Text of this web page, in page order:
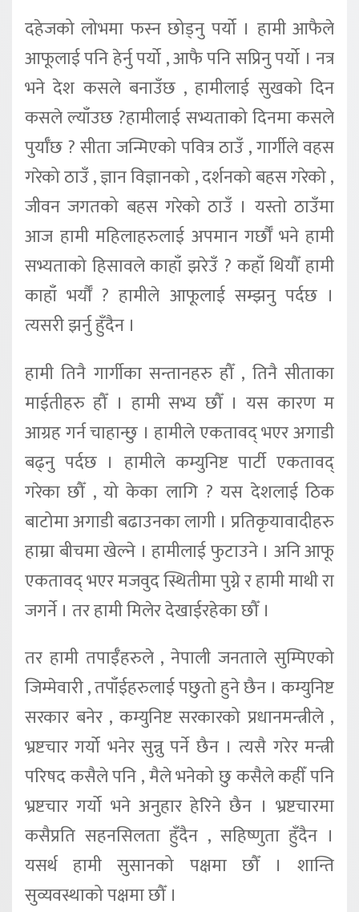
दहेजको लोभमा फस्न छोड्नु पर्यो । हामी आफैले
आफूलाई पनि हेर्नु पर्यो , आफै पनि सप्रिनु पर्यो । नत्र
भने देश कसले बनाउँछ , हामीलाई सुखको दिन
कसले ल्याँउछ ?हामीलाई सभ्यताको दिनमा कसले
पुर्याँछ ? सीता जन्मिएको पवित्र ठाउँ , गार्गीले वहस
गरेको ठाउँ , ज्ञान विज्ञानको , दर्शनको बहस गरेको ,
जीवन जगतको बहस गरेको ठाउँ । यस्तो ठाउँमा
आज हामी महिलाहरुलाई अपमान गर्छौँ भने हामी
सभ्यताको हिसावले काहाँ झरेउँ ? कहाँ थियौँ हामी
काहाँ भर्यौँ ? हामीले आफूलाई सम्झनु पर्दछ ।
त्यसरी झर्नु हुँदैन ।
हामी तिनै गार्गीका सन्तानहरु हौँ , तिनै सीताका
माईतीहरु हौँ । हामी सभ्य छौँ । यस कारण म
आग्रह गर्न चाहान्छु । हामीले एकतावद् भएर अगाडी
बढ्नु पर्दछ । हामीले कम्युनिष्ट पार्टी एकतावद्
गरेका छौँ , यो केका लागि ? यस देशलाई ठिक
बाटोमा अगाडी बढाउनका लागी । प्रतिकृयावादीहरु
हाम्रा बीचमा खेल्ने । हामीलाई फुटाउने । अनि आफू
एकतावद् भएर मजवुद स्थितीमा पुग्ने र हामी माथी रा
जगर्ने । तर हामी मिलेर देखाईरहेका छौँ ।
तर हामी तपाईँहरुले , नेपाली जनताले सुम्पिएको
जिम्मेवारी , तपाँईहरुलाई पछुतो हुने छैन । कम्युनिष्ट
सरकार बनेर , कम्युनिष्ट सरकारको प्रधानमन्त्रीले ,
भ्रष्टचार गर्यो भनेर सुन्नु पर्ने छैन । त्यसै गरेर मन्त्री
परिषद कसैले पनि , मैले भनेको छु कसैले कहीँ पनि
भ्रष्टचार गर्यो भने अनुहार हेरिने छैन । भ्रष्टचारमा
कसैप्रति सहनसिलता हुँदैन , सहिष्णुता हुँदैन ।
यसर्थ हामी सुसानको पक्षमा छौँ । शान्ति
सुव्यवस्थाको पक्षमा छौँ ।